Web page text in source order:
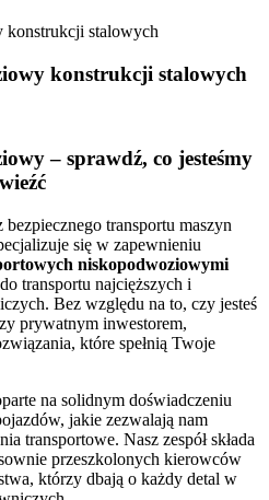
konstrukcji stalowych
– sprawdź, co jesteśmy
transportu maszyn
się w zapewnieniu
niskopodwoziowymi
transportu najcięższych i
Bez względu na to, czy jesteś
prywatnym inwestorem,
które spełnią Twoje
na solidnym doświadczeniu
jakie zezwalają nam
transportowe. Nasz zespół składa
przeszkolonych kierowców
którzy dbają o każdy detal w